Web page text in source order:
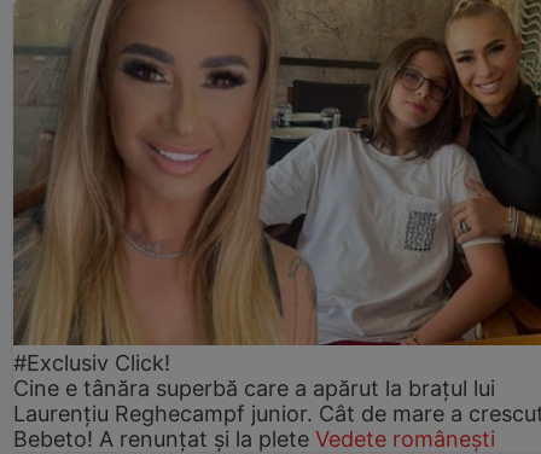
#Exclusiv Click!
Cine e tânăra superbă care a apărut la brațul lui
Laurențiu Reghecampf junior. Cât de mare a
Bebeto! A renunțat și la plete Vedete românești